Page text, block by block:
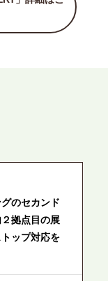
のセカンド
拠点目の展
ップ対応を